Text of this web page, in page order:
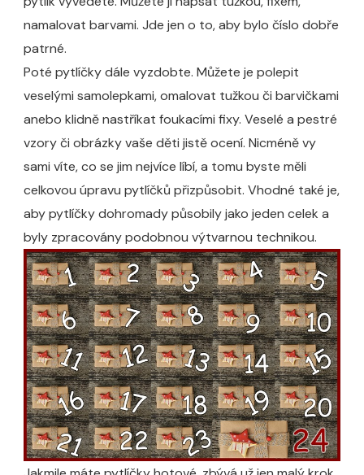
namalovat barvami. Jde jen o to, aby bylo číslo dobře
patrné.
Poté pytlíčky dále vyzdobte. Můžete je polepit
veselými samolepkami, omalovat tužkou či barvičkami
anebo klidně nastříkat foukacími fixy. Veselé a pestré
vzory či obrázky vaše děti jistě ocení. Nicméně vy
sami víte, co se jim nejvíce líbí, a tomu byste měli
celkovou úpravu pytlíčků přizpůsobit. Vhodné také je,
aby pytlíčky dohromady působily jako jeden celek a
byly zpracovány podobnou výtvarnou technikou.